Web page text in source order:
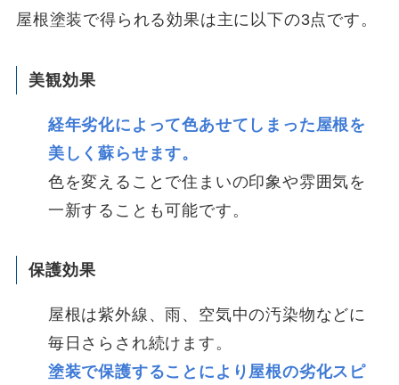
屋根塗装で得られる効果は主に以下の3点です。
美観効果
経年劣化によって色あせてしまった屋根を
美しく蘇らせます。
色を変えることで住まいの印象や雰囲気を
一新することも可能です。
保護効果
屋根は紫外線、雨、空気中の汚染物などに
毎日さらされ続けます。
塗装で保護することにより屋根の劣化スピ